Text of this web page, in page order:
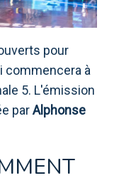
pour
commencera à
5. L'émission
parAlphonse